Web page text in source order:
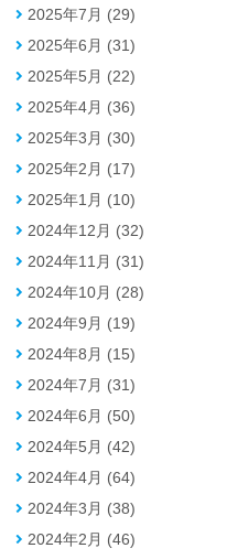
2025年7月 (29)
2025年6月 (31)
2025年5月 (22)
2025年4月 (36)
2025年3月 (30)
2025年2月 (17)
2025年1月 (10)
2024年12月 (32)
2024年11月 (31)
2024年10月 (28)
2024年9月 (19)
2024年8月 (15)
2024年7月 (31)
2024年6月 (50)
2024年5月 (42)
2024年4月 (64)
2024年3月 (38)
2024年2月 (46)